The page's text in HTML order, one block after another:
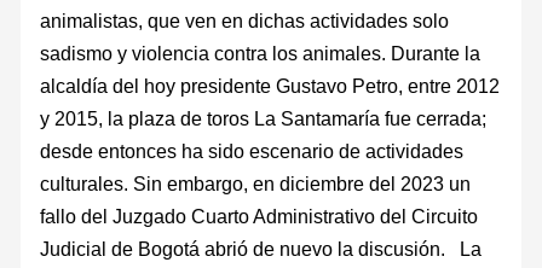
animalistas, que ven en dichas actividades solo
sadismo y violencia contra los animales. Durante la
alcaldía del hoy presidente Gustavo Petro, entre 2012
y 2015, la plaza de toros La Santamaría fue cerrada;
desde entonces ha sido escenario de actividades
culturales. Sin embargo, en diciembre del 2023 un
fallo del Juzgado Cuarto Administrativo del Circuito
Judicial de Bogotá abrió de nuevo la discusión. La